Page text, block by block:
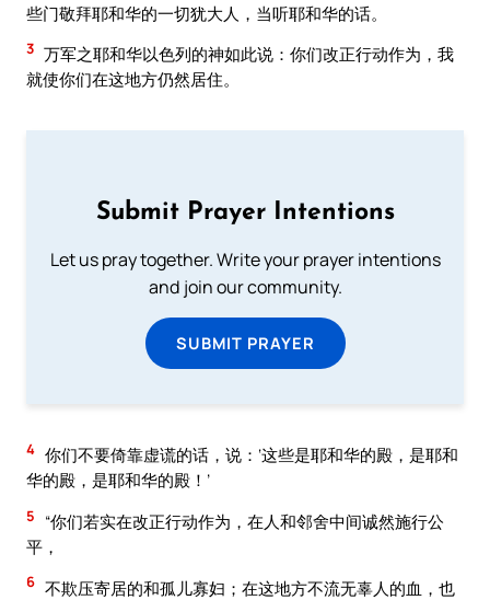
些门敬拜耶和华的一切犹大人，当听耶和华的话。
3 万军之耶和华以色列的神如此说：你们改正行动作为，我
就使你们在这地方仍然居住。
Submit Prayer Intentions
Let us pray together. Write your prayer intentions
and join our community.
SUBMIT PRAYER
4 你们不要倚靠虚谎的话，说：‘这些是耶和华的殿，是耶和
华的殿，是耶和华的殿！’
5
“你们若实在改正行动作为，在人和邻舍中间诚然施行公
平，
6 不欺压寄居的和孤儿寡妇；在这地方不流无辜人的血，也